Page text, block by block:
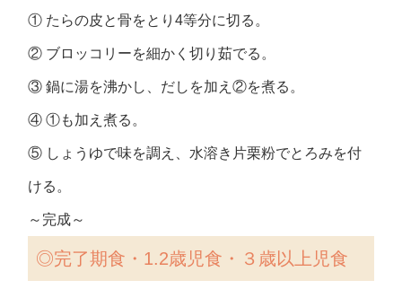
① たらの皮と骨をとり4等分に切る。
② ブロッコリーを細かく切り茹でる。
③ 鍋に湯を沸かし、だしを加え②を煮る。
④ ①も加え煮る。
⑤ しょうゆで味を調え、水溶き片栗粉でとろみを付
ける。
～完成～
◎完了期食・1.2歳児食・３歳以上児食